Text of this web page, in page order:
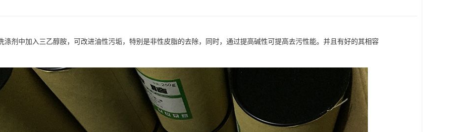
涤剂中加入三乙醇胺，可改进油性污垢，特别是非性皮脂的去除，同时，通过提高碱性可提高去污性能。并且有好的其相容